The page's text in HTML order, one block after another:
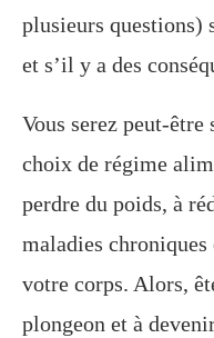
plusieurs questions)
et s’il y a des
Vous serez peut-
choix de régime
perdre du poids, à
maladies
votre corps. Alors,
plongeon et à